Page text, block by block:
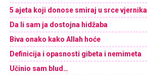
5 ajeta koji donose smiraj u srce vjernika
Da li sam ja dostojna hidžaba
Biva onako kako Allah hoće
Definicija i opasnosti gibeta i nemimeta
Učinio sam blud…